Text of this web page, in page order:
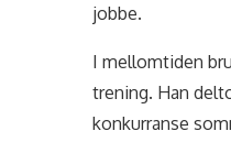
jobbe.
I mellomtiden
trening. Han
konkurranse